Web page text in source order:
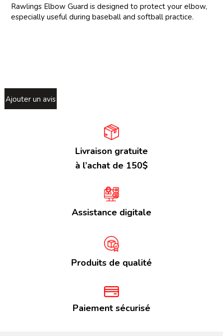
Rawlings Elbow Guard is designed to protect your elbow,
especially useful during baseball and softball practice.
Ajouter un avis
Livraison gratuite
à l’achat de 150$
Assistance digitale
Produits de qualité
Paiement sécurisé